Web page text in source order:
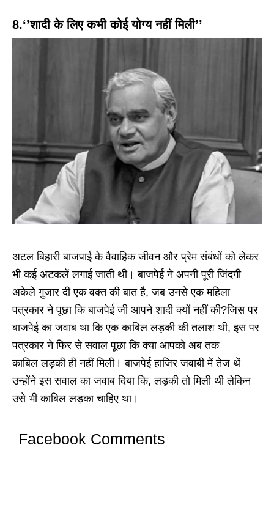
8.‘’शादी के लिए कभी कोई योग्य नहीं मिली’’
अटल बिहारी बाजपाई के वैवाहिक जीवन और प्रेम संबंधों को लेकर
भी कई अटकलें लगाई जाती थी। बाजपेई ने अपनी पूरी जिंदगी
अकेले गुजार दी एक वक्त की बात है, जब उनसे एक महिला
पत्रकार ने पूछा कि बाजपेई जी आपने शादी क्यों नहीं की?जिस पर
बाजपेई का जवाब था कि एक काबिल लड़की की तलाश थी, इस पर
पत्रकार ने फिर से सवाल पूछा कि क्या आपको अब तक
काबिल लड़की ही नहीं मिली। बाजपेई हाजिर जवाबी में तेज थें
उन्होंने इस सवाल का जवाब दिया कि, लड़की तो मिली थी लेकिन
उसे भी काबिल लड़का चाहिए था।
Facebook Comments